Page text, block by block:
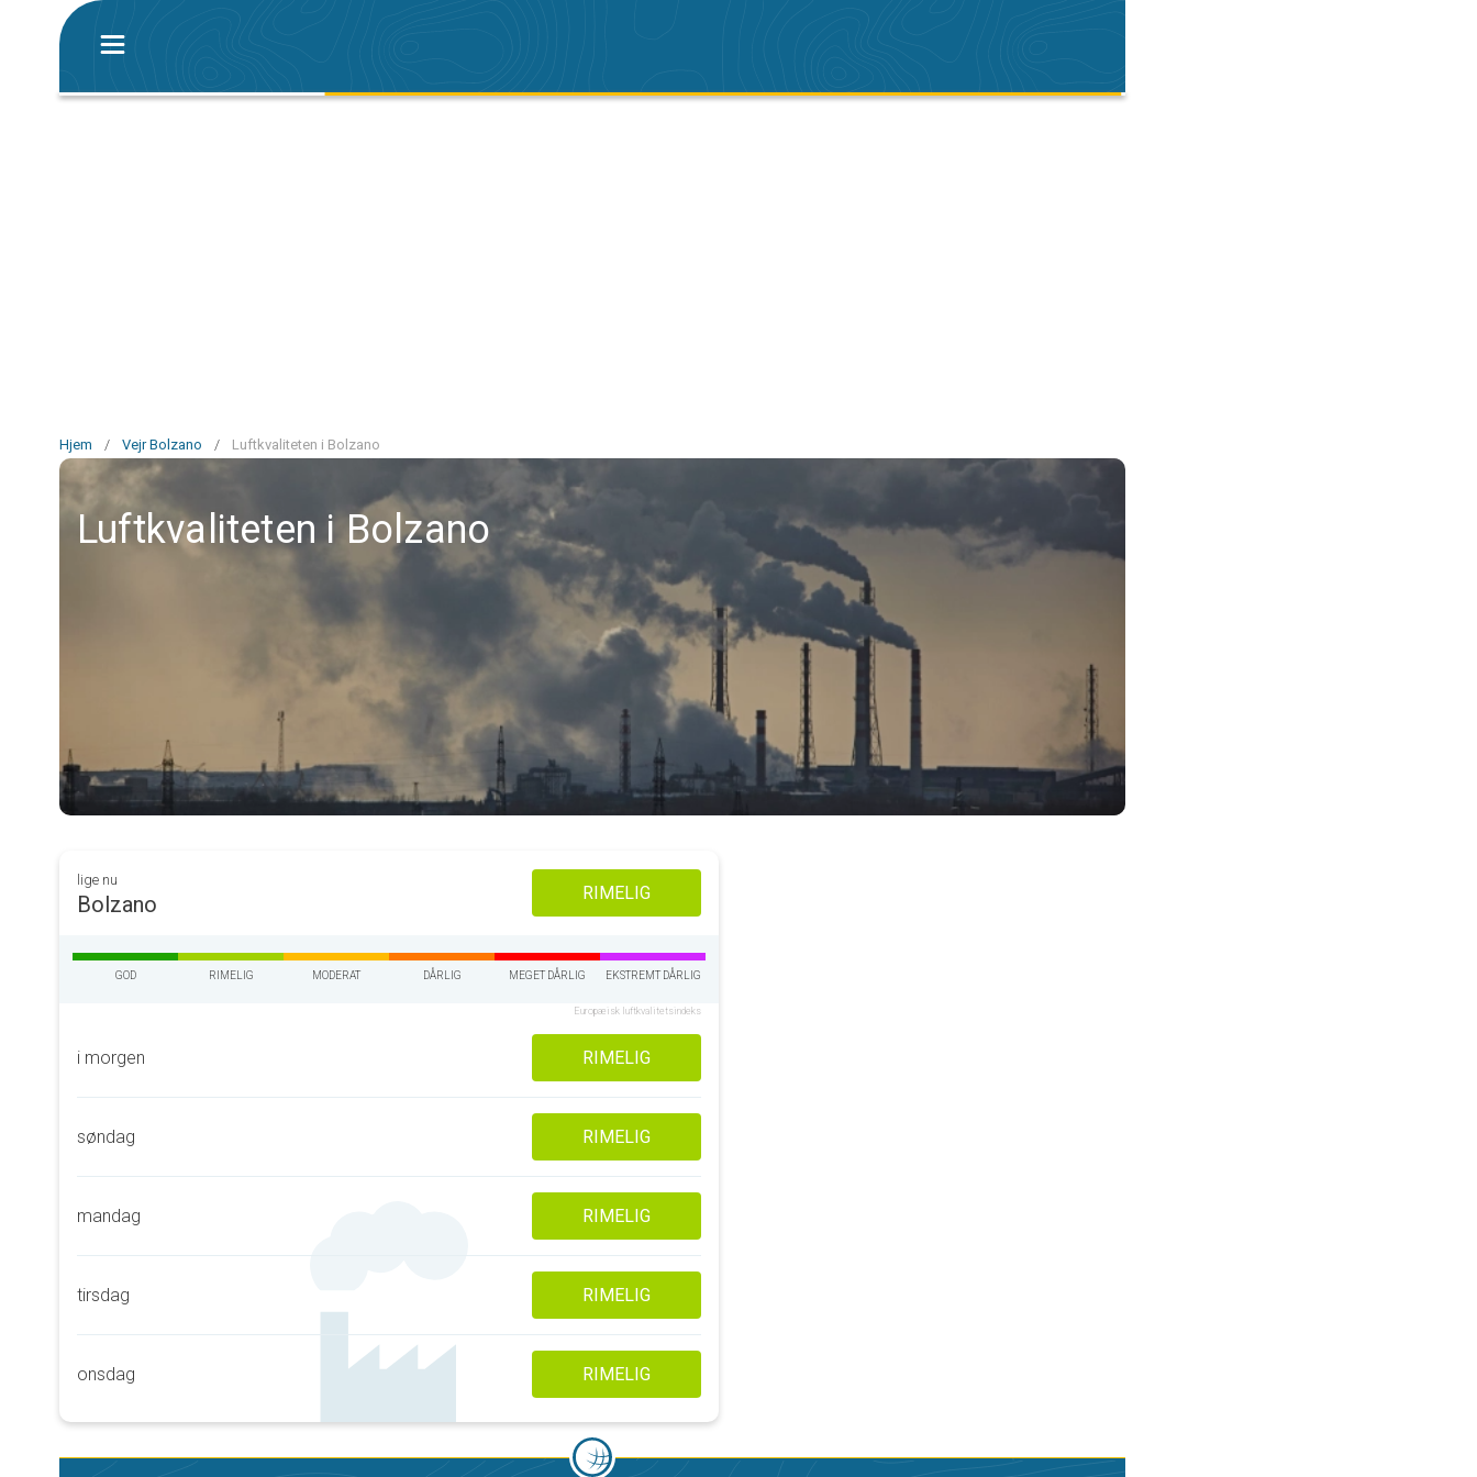
Hjem / Vejr Bolzano / Luftkvaliteten i Bolzano
Luftkvaliteten i Bolzano
lige nu
Bolzano RIMELIG
GOD RIMELIG MODERAT DÅRLIG MEGET DÅRLIG EKSTREMT DÅRLIG
Europæisk luftkvalitetsindeks
i morgen RIMELIG
søndag RIMELIG
mandag RIMELIG
tirsdag RIMELIG
onsdag RIMELIG